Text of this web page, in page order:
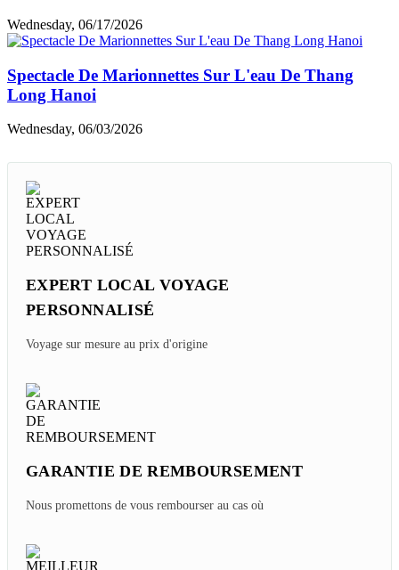
Wednesday, 06/17/2026
Spectacle De Marionnettes Sur L'eau De Thang
Long Hanoi
Wednesday, 06/03/2026
EXPERT LOCAL VOYAGE
PERSONNALISÉ
Voyage sur mesure au prix d'origine
GARANTIE DE REMBOURSEMENT
Nous promettons de vous rembourser au cas où